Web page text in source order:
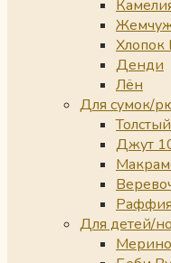
Денди
Лён
Для сумок/
Джут
Раффия
Для детей/